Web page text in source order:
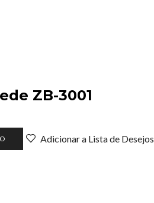
ZB-3001
Adicionar a Lista de Desejos